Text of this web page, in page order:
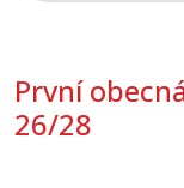
První
26/28